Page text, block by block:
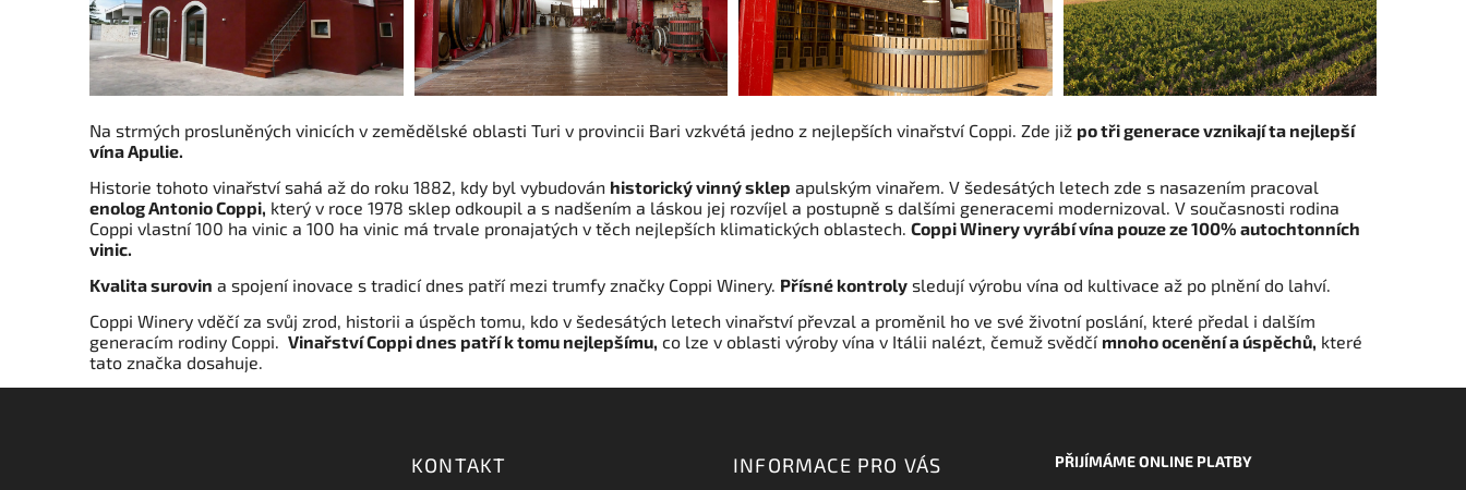
Na strmých prosluněných vinicích v zemědělské oblasti Turi v provincii Bari vzkvétá jedno z nejlepších vinařství Coppi. Zde již po tři generace vznikají ta nejlepší
vína Apulie.
Historie tohoto vinařství sahá až do roku 1882, kdy byl vybudován historický vinný sklep apulským vinařem. V šedesátých letech zde s nasazením pracoval
enolog Antonio Coppi, který v roce 1978 sklep odkoupil a s nadšením a láskou jej rozvíjel a postupně s dalšími generacemi modernizoval. V současnosti rodina
Coppi vlastní 100 ha vinic a 100 ha vinic má trvale pronajatých v těch nejlepších klimatických oblastech. Coppi Winery vyrábí vína pouze ze 100% autochtonních
vinic.
Kvalita surovin a spojení inovace s tradicí dnes patří mezi trumfy značky Coppi Winery. Přísné kontroly sledují výrobu vína od kultivace až po plnění do lahví.
Coppi Winery vděčí za svůj zrod, historii a úspěch tomu, kdo v šedesátých letech vinařství převzal a proměnil ho ve své životní poslání, které předal i dalším
generacím rodiny Coppi. Vinařství Coppi dnes patří k tomu nejlepšímu, co lze v oblasti výroby vína v Itálii nalézt, čemuž svědčí mnoho ocenění a úspěchů, které
tato značka dosahuje.
KONTAKT INFORMACE PRO VÁS PŘIJÍMÁME ONLINE PLATBY